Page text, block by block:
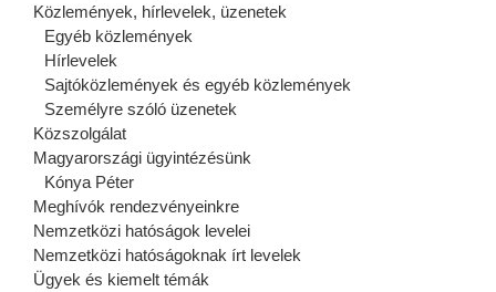
Közlemények, hírlevelek, üzenetek
Egyéb közlemények
Hírlevelek
Sajtóközlemények és egyéb közlemények
Személyre szóló üzenetek
Közszolgálat
Magyarországi ügyintézésünk
Kónya Péter
Meghívók rendezvényeinkre
Nemzetközi hatóságok levelei
Nemzetközi hatóságoknak írt levelek
Ügyek és kiemelt témák